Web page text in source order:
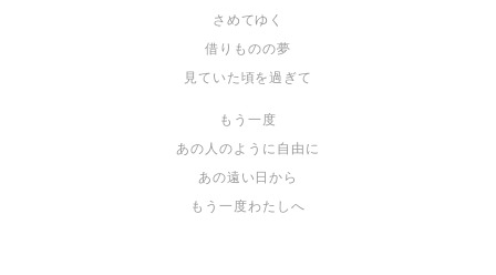
さめてゆく
借りものの夢
見ていた頃を過ぎて
もう一度
あの人のように自由に
あの遠い日から
もう一度わたしへ